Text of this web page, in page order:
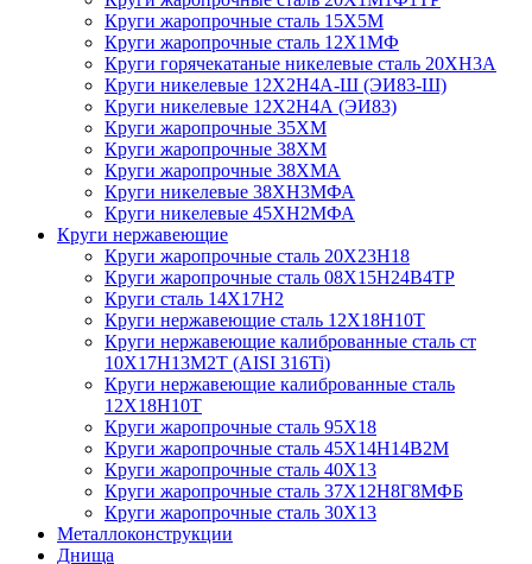
Круги жаропрочные сталь 15Х5М
Круги жаропрочные сталь 12Х1МФ
Круги горячекатаные никелевые сталь 20ХН3А
Круги никелевые 12Х2Н4А-Ш (ЭИ83-Ш)
Круги никелевые 12Х2Н4А (ЭИ83)
Круги жаропрочные 35ХМ
Круги жаропрочные 38ХМ
Круги жаропрочные 38ХМА
Круги никелевые 38XH3MФА
Круги никелевые 45ХН2МФА
Круги нержавеющие
Круги жаропрочные сталь 20Х23Н18
Круги жаропрочные сталь 08Х15Н24В4ТР
Круги сталь 14Х17Н2
Круги нержавеющие сталь 12Х18Н10Т
Круги нержавеющие калиброванные сталь ст
10Х17Н13М2Т (AISI 316Ti)
Круги нержавеющие калиброванные сталь
12Х18Н10Т
Круги жаропрочные сталь 95Х18
Круги жаропрочные сталь 45Х14Н14В2М
Круги жаропрочные сталь 40Х13
Круги жаропрочные сталь 37Х12Н8Г8МФБ
Круги жаропрочные сталь 30Х13
Металлоконструкции
Днища